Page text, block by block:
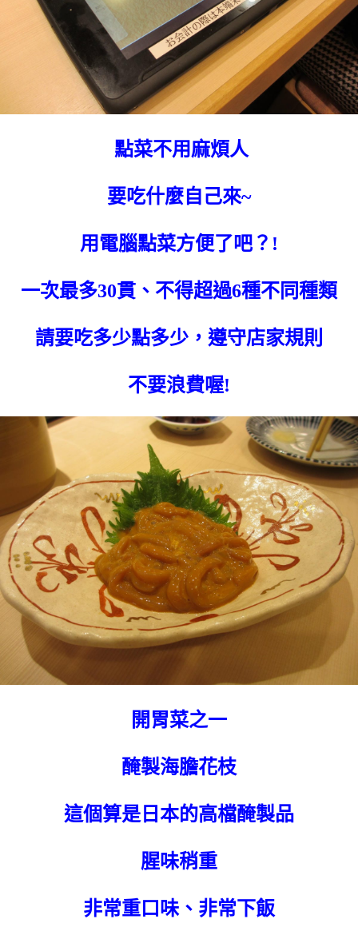
點菜不用麻煩人
要吃什麼自己來~
用電腦點菜方便了吧？!
一次最多30貫、不得超過6種不同種類
請要吃多少點多少，遵守店家規則
不要浪費喔!
開胃菜之一
醃製海膽花枝
這個算是日本的高檔醃製品
腥味稍重
非常重口味、非常下飯